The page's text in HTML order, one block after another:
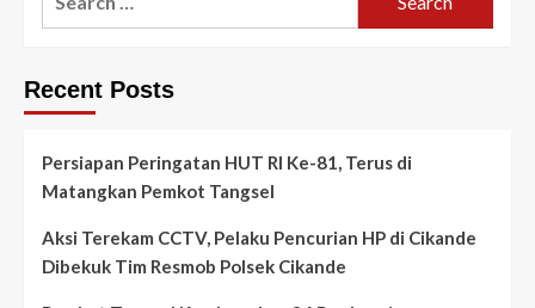
Recent Posts
Persiapan Peringatan HUT RI Ke-81, Terus di
Matangkan Pemkot Tangsel
Aksi Terekam CCTV, Pelaku Pencurian HP di Cikande
Dibekuk Tim Resmob Polsek Cikande